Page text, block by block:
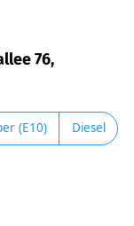
76,
(E10) Diesel